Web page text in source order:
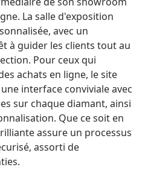
La salle d'exposition
avec un
à guider les clients tout au
Pour ceux qui
achats en ligne, le site
interface conviviale avec
sur chaque diamant, ainsi
Que ce soit en
assure un processus
assorti de